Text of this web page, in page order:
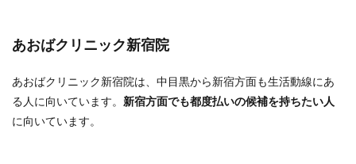
あおばクリニック新宿院
あおばクリニック新宿院は、中目黒から新宿方面も生活動線にあ
る人に向いています。 新宿方面でも都度払いの候補を持ちたい人
に向いています。